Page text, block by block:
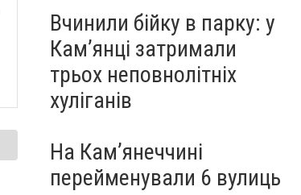
Вчинили бійку в парку: у
Кам’янці затримали
трьох неповнолітніх
хуліганів
На Камʼянеччині
перейменували 6 вулиць